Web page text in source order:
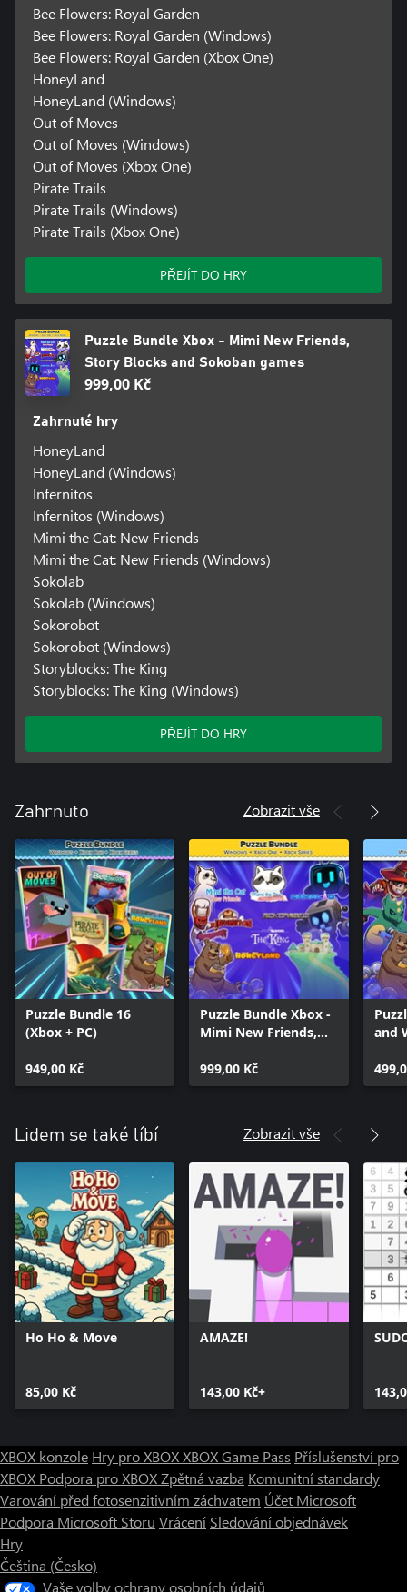
Bee Flowers: Royal Garden
Bee Flowers: Royal Garden (Windows)
Bee Flowers: Royal Garden (Xbox One)
HoneyLand
HoneyLand (Windows)
Out of Moves
Out of Moves (Windows)
Out of Moves (Xbox One)
Pirate Trails
Pirate Trails (Windows)
Pirate Trails (Xbox One)
PŘEJÍT DO HRY
Puzzle Bundle Xbox - Mimi New Friends,
Story Blocks and Sokoban games
999,00 Kč
Zahrnuté hry
HoneyLand
HoneyLand (Windows)
Infernitos
Infernitos (Windows)
Mimi the Cat: New Friends
Mimi the Cat: New Friends (Windows)
Sokolab
Sokolab (Windows)
Sokorobot
Sokorobot (Windows)
Storyblocks: The King
Storyblocks: The King (Windows)
PŘEJÍT DO HRY
Zahrnuto Zobrazit vše
Puzzle Bundle 16
(Xbox + PC)
949,00 Kč
Puzzle Bundle Xbox -
Mimi New Friends,
Sokoban games
999,00 Kč
and
Lidem se také líbí Zobrazit vše
Ho Ho & Move
85,00 Kč
AMAZE!
143,00 Kč+
XBOX konzole Hry pro XBOXXBOX Game Pass Příslušenství pro
XBOX Podpora pro XBOXZpětná vazba Komunitní standardy
Varování před fotosenzitivním záchvatem Účet Microsoft
Podpora Microsoft Storu Vrácení Sledování objednávek
Hry
Čeština (Česko)
Vaše volby ochrany osobních údajů